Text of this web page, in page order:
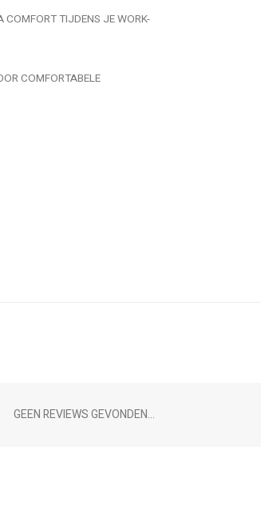
COMFORT TIJDENS JE WORK-
COMFORTABELE
GEEN REVIEWS GEVONDEN...